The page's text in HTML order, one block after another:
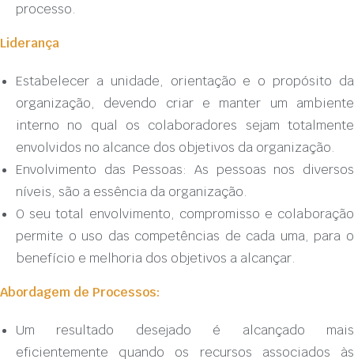
processo.
Liderança
Estabelecer a unidade, orientação e o propósito da
organização, devendo criar e manter um ambiente
interno no qual os colaboradores sejam totalmente
envolvidos no alcance dos objetivos da organização.
Envolvimento das Pessoas: As pessoas nos diversos
níveis, são a essência da organização.
O seu total envolvimento, compromisso e colaboração
permite o uso das competências de cada uma, para o
benefício e melhoria dos objetivos a alcançar.
Abordagem de Processos:
Um resultado desejado é alcançado mais
eficientemente quando os recursos associados às